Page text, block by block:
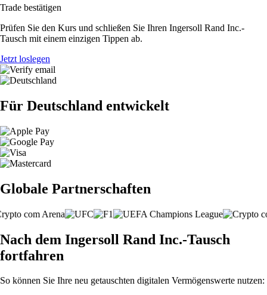
Trade bestätigen
Prüfen Sie den Kurs und schließen Sie Ihren Ingersoll Rand Inc.-
Tausch mit einem einzigen Tippen ab.
Jetzt loslegen
Für Deutschland entwickelt
Globale Partnerschaften
Nach dem Ingersoll Rand Inc.-Tausch
fortfahren
So können Sie Ihre neu getauschten digitalen Vermögenswerte nutzen: